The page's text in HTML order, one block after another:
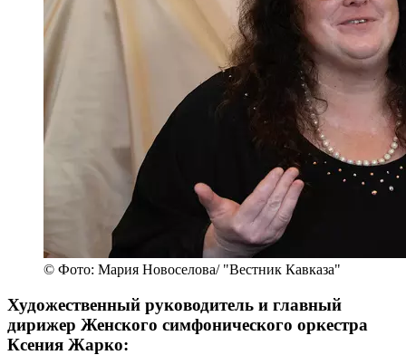
© Фото: Мария Новоселова/ "Вестник Кавказа"
Художественный руководитель и главный
дирижер Женского симфонического оркестра
Ксения Жарко: